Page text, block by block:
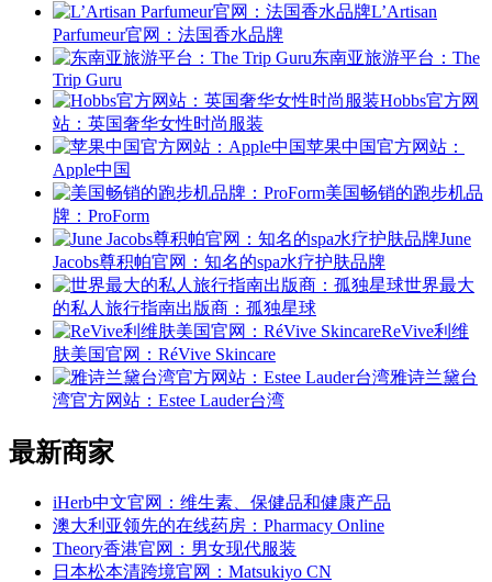
L’Artisan
Parfumeur官网：法国香水品牌
东南亚旅游平台：The
Trip Guru
Hobbs官方网
站：英国奢华女性时尚服装
苹果中国官方网站：
Apple中国
美国畅销的跑步机品
牌：ProForm
June
Jacobs尊积帕官网：知名的spa水疗护肤品牌
世界最大
的私人旅行指南出版商：孤独星球
ReVive利维
肤美国官网：RéVive Skincare
雅诗兰黛台
湾官方网站：Estee Lauder台湾
最新商家
iHerb中文官网：维生素、保健品和健康产品
澳大利亚领先的在线药房：Pharmacy Online
Theory香港官网：男女现代服装
日本松本清跨境官网：Matsukiyo CN